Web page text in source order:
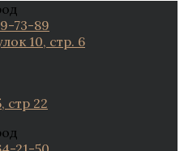
73-89
10, стр. 6
стр 22